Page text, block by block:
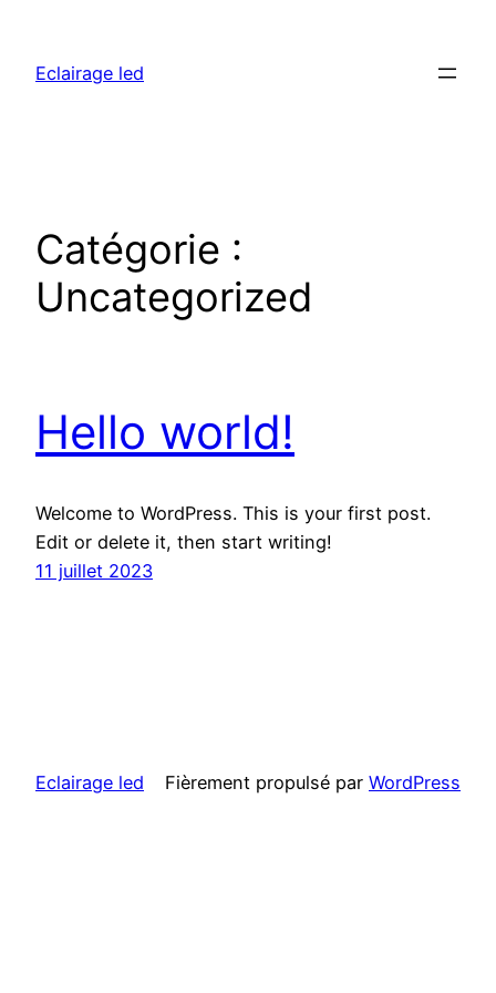
contenu
Eclairage led
Catégorie :
Uncategorized
Hello world!
Welcome to WordPress. This is your first post.
Edit or delete it, then start writing!
11 juillet 2023
Eclairage led Fièrement propulsé par WordPress